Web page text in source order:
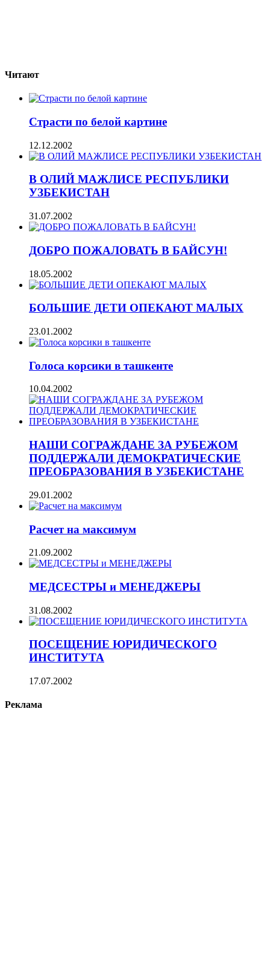
Читают
Страсти по белой картине
12.12.2002
В ОЛИЙ МАЖЛИСЕ РЕСПУБЛИКИ
УЗБЕКИСТАН
31.07.2002
ДОБРО ПОЖАЛОВАТЬ В БАЙСУН!
18.05.2002
БОЛЬШИЕ ДЕТИ ОПЕКАЮТ МАЛЫХ
23.01.2002
Голоса корсики в ташкенте
10.04.2002
НАШИ СОГРАЖДАНЕ ЗА РУБЕЖОМ
ПОДДЕРЖАЛИ ДЕМОКРАТИЧЕСКИЕ
ПРЕОБРАЗОВАНИЯ В УЗБЕКИСТАНЕ
29.01.2002
Расчет на максимум
21.09.2002
МЕДСЕСТРЫ и МЕНЕДЖЕРЫ
31.08.2002
ПОСЕЩЕНИЕ ЮРИДИЧЕСКОГО
ИНСТИТУТА
17.07.2002
Реклама